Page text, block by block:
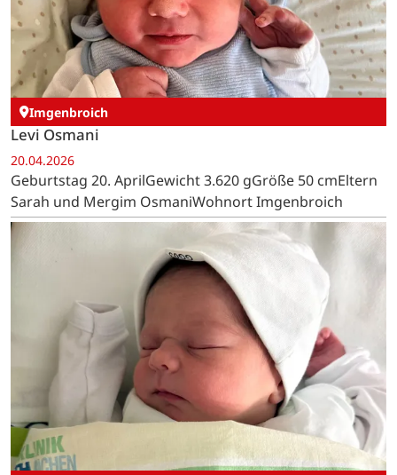
Imgenbroich
Levi Osmani
20.04.2026
Geburtstag 20. AprilGewicht 3.620 gGröße 50 cmEltern
Sarah und Mergim OsmaniWohnort Imgenbroich